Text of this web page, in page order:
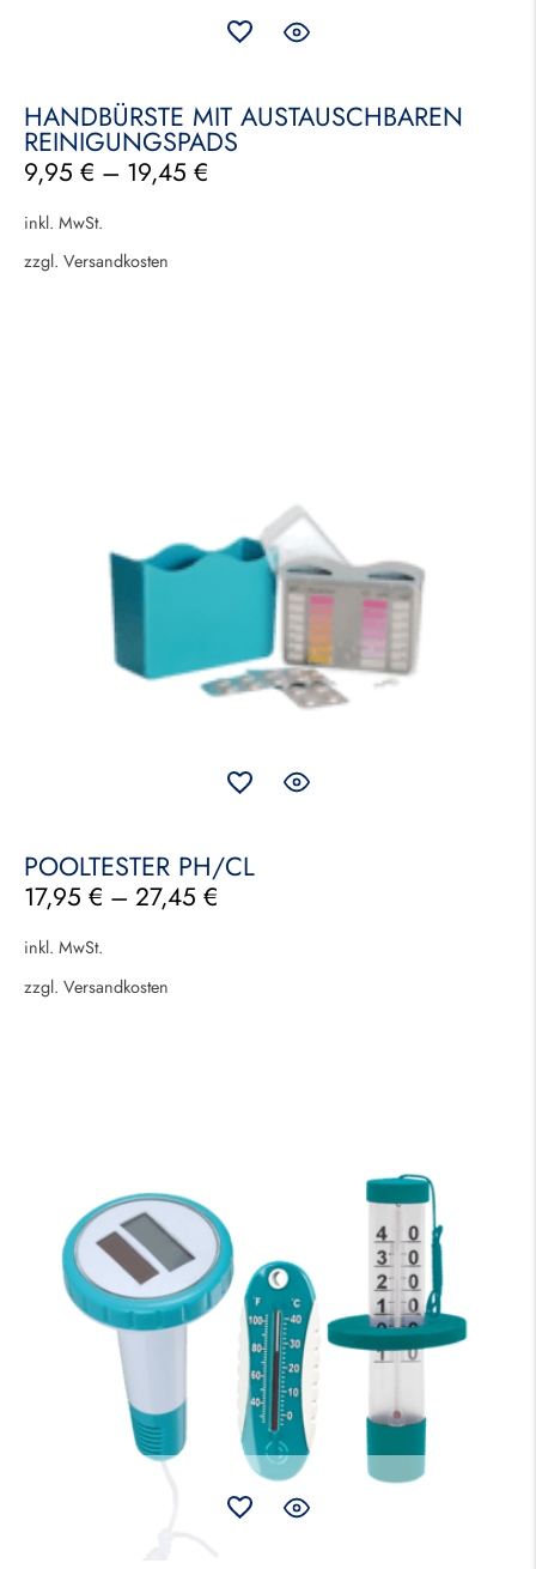
HANDBÜRSTE MIT AUSTAUSCHBAREN
REINIGUNGSPADS
9,95 € – 19,45 €
inkl. MwSt.
zzgl. Versandkosten
POOLTESTER PH/CL
17,95 € – 27,45 €
inkl. MwSt.
zzgl. Versandkosten